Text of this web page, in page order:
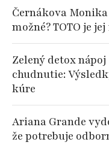
Černákova
možné? TOTO je
Zelený detox
chudnutie:
kúre
Ariana Grande
že potrebuje